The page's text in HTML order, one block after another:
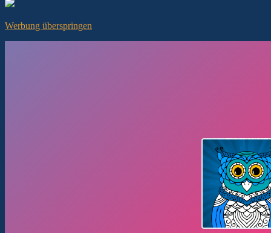
Werbung überspringen